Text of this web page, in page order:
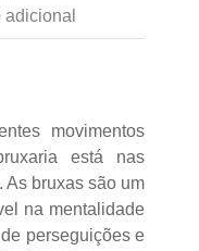
adicional
movimentos
está nas
As bruxas são um
na mentalidade
perseguições e